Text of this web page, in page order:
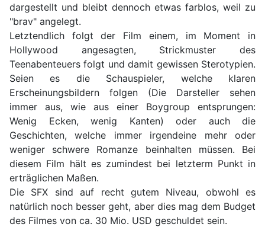
dargestellt und bleibt dennoch etwas farblos, weil zu
"brav" angelegt.
Letztendlich folgt der Film einem, im Moment in
Hollywood angesagten, Strickmuster des
Teenabenteuers folgt und damit gewissen Sterotypien.
Seien es die Schauspieler, welche klaren
Erscheinungsbildern folgen (Die Darsteller sehen
immer aus, wie aus einer Boygroup entsprungen:
Wenig Ecken, wenig Kanten) oder auch die
Geschichten, welche immer irgendeine mehr oder
weniger schwere Romanze beinhalten müssen. Bei
diesem Film hält es zumindest bei letzterm Punkt in
erträglichen Maßen.
Die SFX sind auf recht gutem Niveau, obwohl es
natürlich noch besser geht, aber dies mag dem Budget
des Filmes von ca. 30 Mio. USD geschuldet sein.